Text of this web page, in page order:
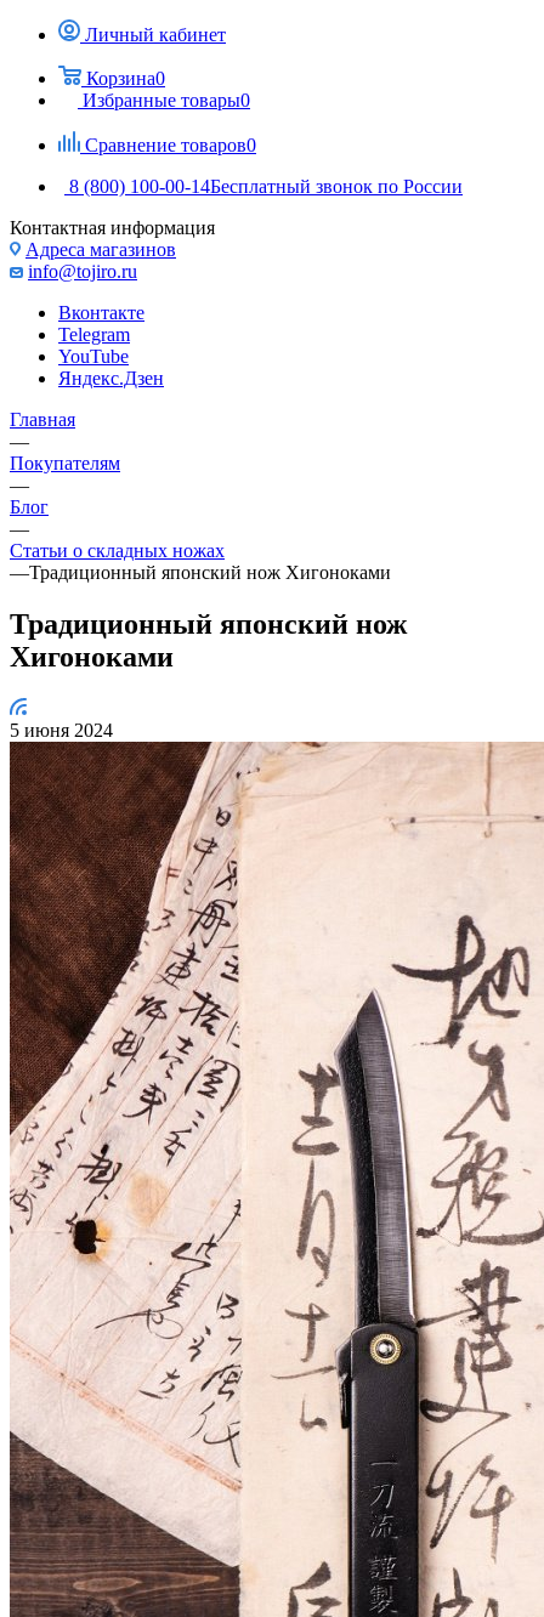
Личный кабинет
Корзина0
Избранные товары0
Сравнение товаров0
8 (800) 100-00-14Бесплатный звонок по России
Контактная информация
Адреса магазинов
info@tojiro.ru
Вконтакте
Telegram
YouTube
Яндекс.Дзен
Главная
—
Покупателям
—
Блог
—
Статьи о складных ножах
—Традиционный японский нож Хигоноками
Традиционный японский нож
Хигоноками
5 июня 2024